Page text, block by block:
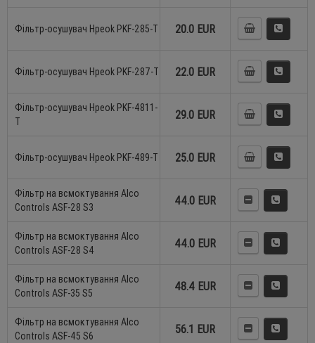
Фільтр-осушувач Hpeok PKF-285-T 20.0 EUR
Фільтр-осушувач Hpeok PKF-287-T 22.0 EUR
Фільтр-осушувач Hpeok PKF-4811-
T
29.0 EUR
Фільтр-осушувач Hpeok PKF-489-T 25.0 EUR
Фільтр на всмоктування Alco
Controls ASF-28 S3
44.0 EUR
Фільтр на всмоктування Alco
Controls ASF-28 S4
44.0 EUR
Фільтр на всмоктування Alco
Controls ASF-35 S5
48.4 EUR
Фільтр на всмоктування Alco
Controls ASF-45 S6
56.1 EUR